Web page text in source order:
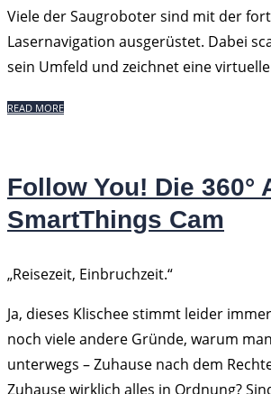
Viele der Saugroboter sind mit der
Lasernavigation ausgerüstet. Dabei
sein Umfeld und zeichnet eine
READ MORE
Follow You! Die 360°
SmartThings Cam
„Reisezeit, Einbruchzeit.“
Ja, dieses Klischee stimmt leider
noch viele andere Gründe, warum
unterwegs – Zuhause nach dem
Zuhause wirklich alles in Ordnung?